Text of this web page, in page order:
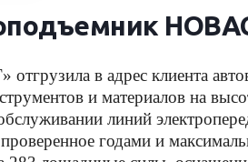
в адрес клиента
и материалов на
линий
годами и